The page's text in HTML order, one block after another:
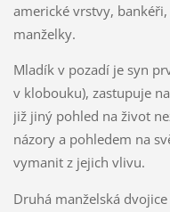
americké vrstvy,
manželky.
Mladík v pozadí je syn
v klobouku), zastupuje
již jiný pohled na život
názory a pohledem na
vymanit z jejich vlivu.
Druhá manželská